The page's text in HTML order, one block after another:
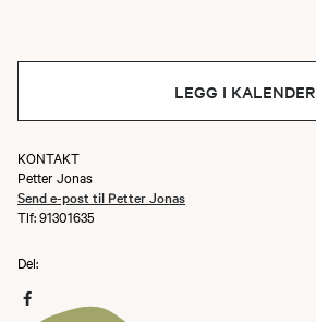
LEGG I KALENDER
KONTAKT
Petter Jonas
Send e-post til Petter Jonas
Tlf: 91301635
Del: